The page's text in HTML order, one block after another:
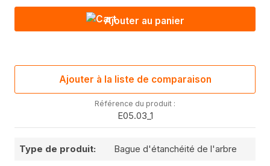
Ajouter au panier
Ajouter à la liste de comparaison
Référence du produit :
E05.03_1
Type de produit: Bague d'étanchéité de l'arbre